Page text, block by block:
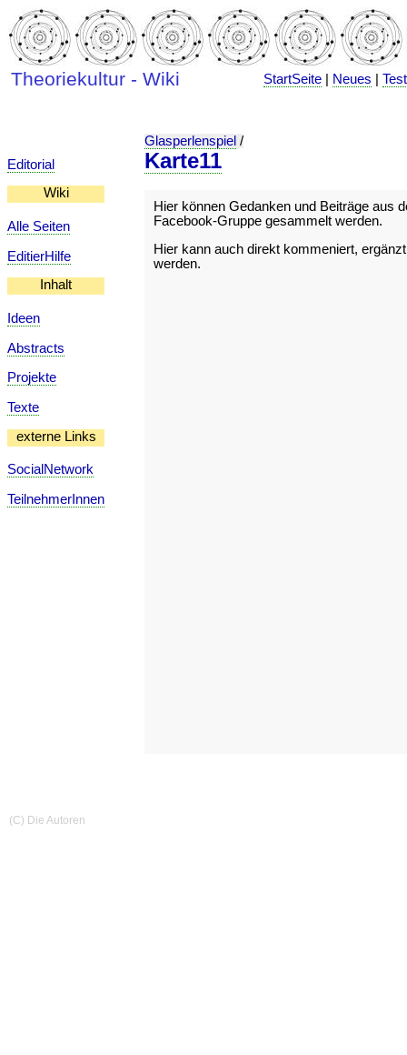
Theoriekultur - Wiki StartSeite Neues |
Editorial
Wiki
Alle Seiten
EditierHilfe
Inhalt
Ideen
Abstracts
Projekte
Texte
externe Links
SocialNetwork
TeilnehmerInnen
Glasperlenspiel /
Karte11
Hier können Gedanken und Beiträge aus
Facebook-Gruppe gesammelt werden.
Hier kann auch direkt kommeniert,
werden.
(C) Die Autoren